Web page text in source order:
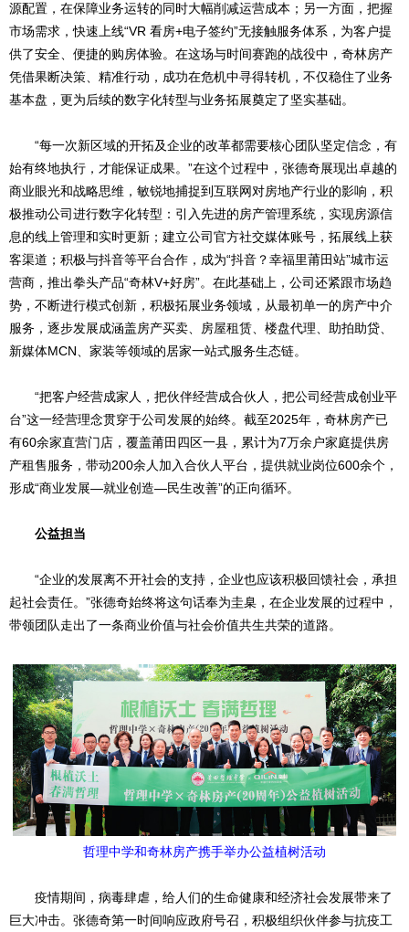
源配置，在保障业务运转的同时大幅削减运营成本；另一方面，把握
市场需求，快速上线“VR 看房+电子签约”无接触服务体系，为客户提
供了安全、便捷的购房体验。在这场与时间赛跑的战役中，奇林房产
凭借果断决策、精准行动，成功在危机中寻得转机，不仅稳住了业务
基本盘，更为后续的数字化转型与业务拓展奠定了坚实基础。
“每一次新区域的开拓及企业的改革都需要核心团队坚定信念，有
始有终地执行，才能保证成果。”在这个过程中，张德奇展现出卓越的
商业眼光和战略思维，敏锐地捕捉到互联网对房地产行业的影响，积
极推动公司进行数字化转型：引入先进的房产管理系统，实现房源信
息的线上管理和实时更新；建立公司官方社交媒体账号，拓展线上获
客渠道；积极与抖音等平台合作，成为“抖音？幸福里莆田站”城市运
营商，推出拳头产品“奇林V+好房”。在此基础上，公司还紧跟市场趋
势，不断进行模式创新，积极拓展业务领域，从最初单一的房产中介
服务，逐步发展成涵盖房产买卖、房屋租赁、楼盘代理、助拍助贷、
新媒体MCN、家装等领域的居家一站式服务生态链。
“把客户经营成家人，把伙伴经营成合伙人，把公司经营成创业平
台”这一经营理念贯穿于公司发展的始终。截至2025年，奇林房产已
有60余家直营门店，覆盖莆田四区一县，累计为7万余户家庭提供房
产租售服务，带动200余人加入合伙人平台，提供就业岗位600余个，
形成“商业发展—就业创造—民生改善”的正向循环。
公益担当
“企业的发展离不开社会的支持，企业也应该积极回馈社会，承担
起社会责任。”张德奇始终将这句话奉为圭臬，在企业发展的过程中，
带领团队走出了一条商业价值与社会价值共生共荣的道路。
哲理中学和奇林房产携手举办公益植树活动
疫情期间，病毒肆虐，给人们的生命健康和经济社会发展带来了
巨大冲击。张德奇第一时间响应政府号召，积极组织伙伴参与抗疫工